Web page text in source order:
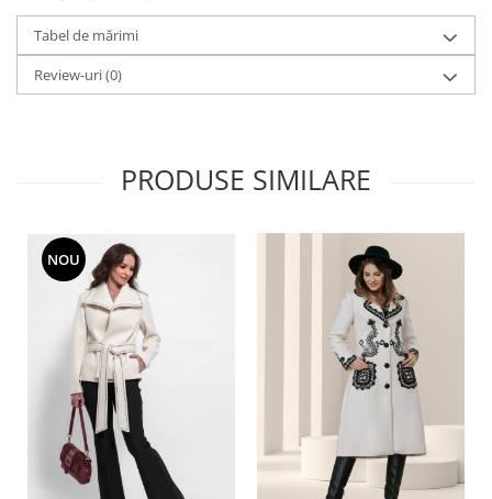
Tabel de mărimi
Review-uri(0)
PRODUSE SIMILARE
NOU